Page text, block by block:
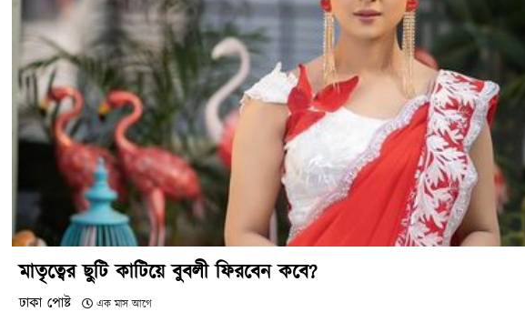
মাতৃত্বের ছুটি কাটিয়ে বুবলী ফিরবেন কবে?
ঢাকা পোষ্ট এক মাস আগে